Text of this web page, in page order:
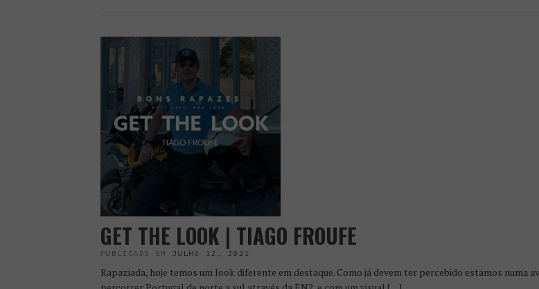
GET THE LOOK | TIAGO FROUFE
PUBLICADO EM JULHO 12, 2021
Rapaziada, hoje temos um look diferente em destaque. Como já devem ter percebido estamos numa